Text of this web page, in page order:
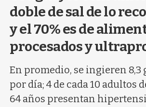
doble de sal de lo
y el 70% es de
procesados y
En promedio, se ingieren 8,3
por día; 4 de cada 10 adultos
64 años presentan